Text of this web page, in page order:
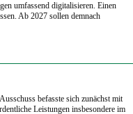
umfassend digitalisieren. Einen
Ab 2027 sollen demnach
befasste sich zunächst mit
Leistungen insbesondere im